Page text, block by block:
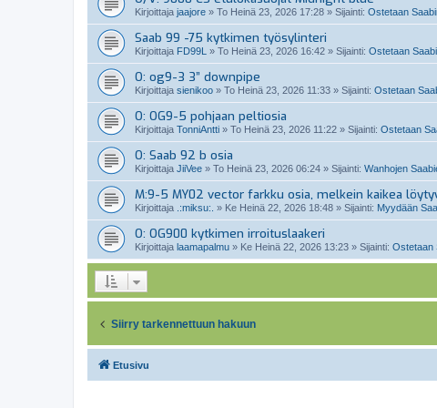
Kirjoittaja jaajore » To Heinä 23, 2026 17:28 » Sijainti: Ostetaan
Saab 99 -75 kytkimen työsylinteri
Kirjoittaja FD99L » To Heinä 23, 2026 16:42 » Sijainti: Ostetaan
O: og9-3 3” downpipe
Kirjoittaja sienikoo » To Heinä 23, 2026 11:33 » Sijainti: Ostetaan
O: OG9-5 pohjaan peltiosia
Kirjoittaja TonniAntti » To Heinä 23, 2026 11:22 » Sijainti: Ostetaan
O: Saab 92 b osia
Kirjoittaja JiiVee » To Heinä 23, 2026 06:24 » Sijainti: Wanhojen
M:9-5 MY02 vector farkku osia, melkein kaikea
Kirjoittaja .:miksu:. » Ke Heinä 22, 2026 18:48 » Sijainti: Myydään
O: OG900 kytkimen irroituslaakeri
Kirjoittaja laamapalmu » Ke Heinä 22, 2026 13:23 » Sijainti: Ostetaan
Siirry tarkennettuun hakuun
Etusivu